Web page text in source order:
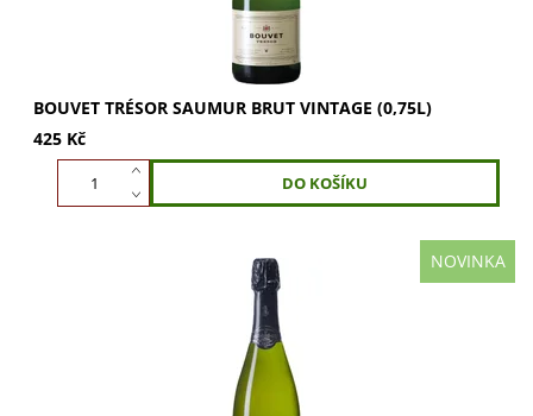
BOUVET TRÉSOR SAUMUR BRUT VINTAGE (0,75L)
425 Kč
NOVINKA
Bouvet Zéro Vintage Saumur Extra Brut je šumivé víno s
jemnou vůní mirabelek a hrušek. Osvěžující chuť s
perfektní kyselinkou a jemným perlením....